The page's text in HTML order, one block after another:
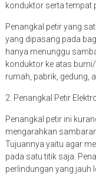
konduktor serta tempat
Penangkal petir yang
yang dipasang pada
hanya menunggu
konduktor ke atas
rumah, pabrik, gedung,
2. Penangkal Petir
Penangkal petir ini
mengarahkan
Tujuannya yaitu agar
pada satu titik saja.
perlindungan yang jauh